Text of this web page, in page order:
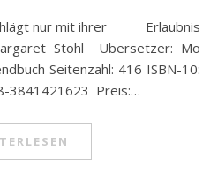
Stohl Übersetzer: Mo
Seitenzahl: 416 ISBN-10:
3841421623 Preis:…